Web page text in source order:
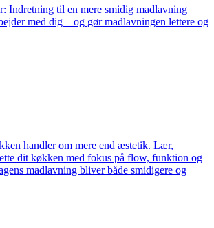
Indretning til en mere smidig madlavning
med dig – og gør madlavningen lettere og
handler om mere end æstetik. Lær,
dit køkken med fokus på flow, funktion og
madlavning bliver både smidigere og